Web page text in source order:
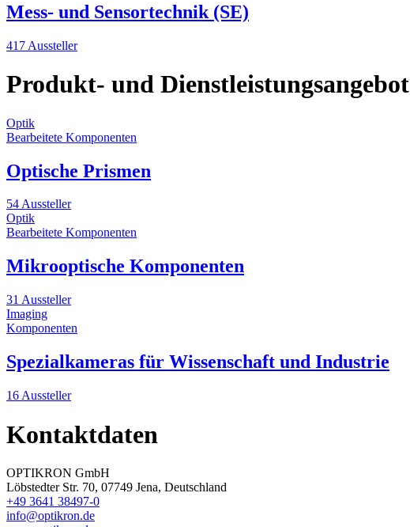
Mess- und Sensortechnik (SE)
417 Aussteller
Produkt- und Dienstleistungsangebot
Optik
Bearbeitete Komponenten
Optische Prismen
54 Aussteller
Optik
Bearbeitete Komponenten
Mikrooptische Komponenten
31 Aussteller
Imaging
Komponenten
Spezialkameras für Wissenschaft und Industrie
16 Aussteller
Kontaktdaten
OPTIKRON GmbH
Löbstedter Str. 70, 07749 Jena, Deutschland
+49 3641 38497-0
info@optikron.de